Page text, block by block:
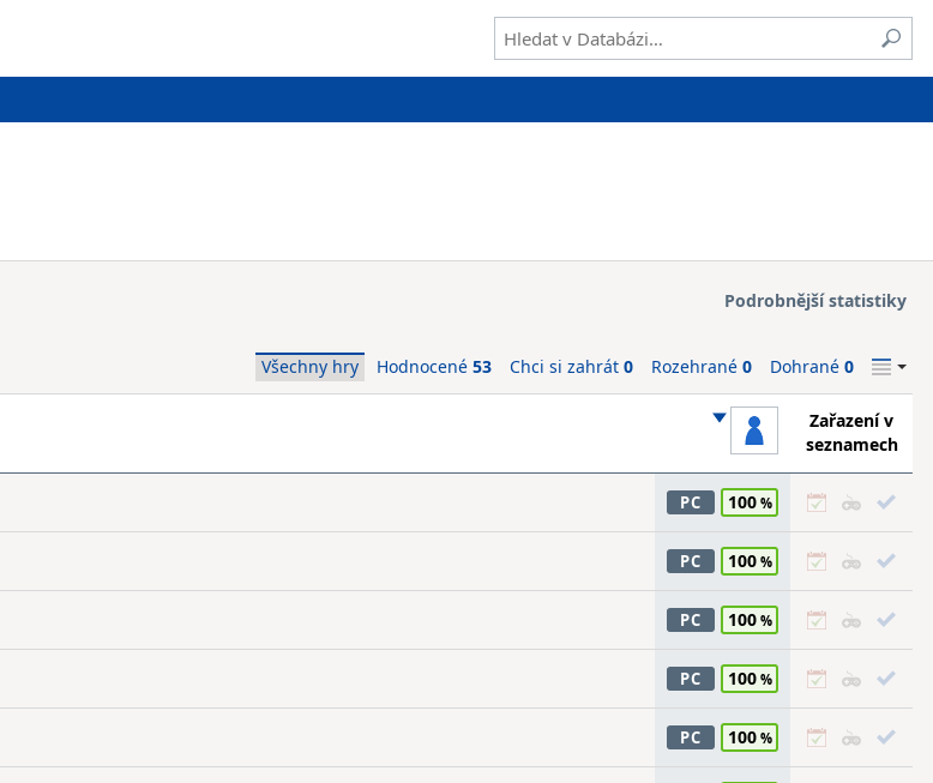
Podrobnější statistiky
Všechny hry Hodnocené 53 Chci si zahrát 0 Rozehrané 0 Dohrané 0
Zařazení v
seznamech
PC 100
PC 100
PC 100
PC 100
PC 100